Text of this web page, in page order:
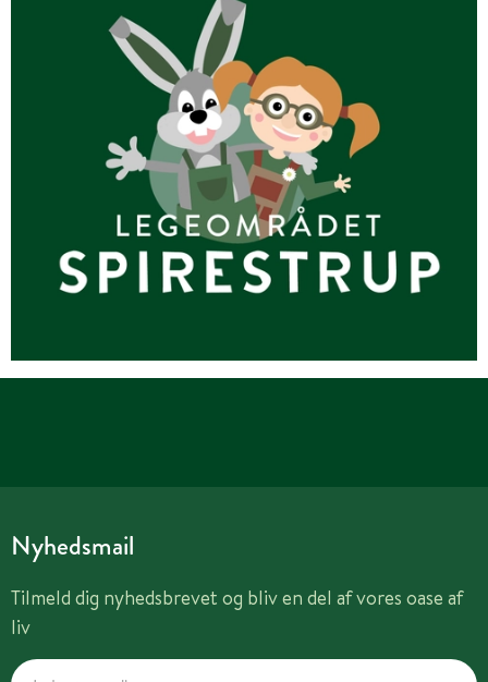
Nyhedsmail
Tilmeld dig nyhedsbrevet og bliv en del af vores oase af
liv